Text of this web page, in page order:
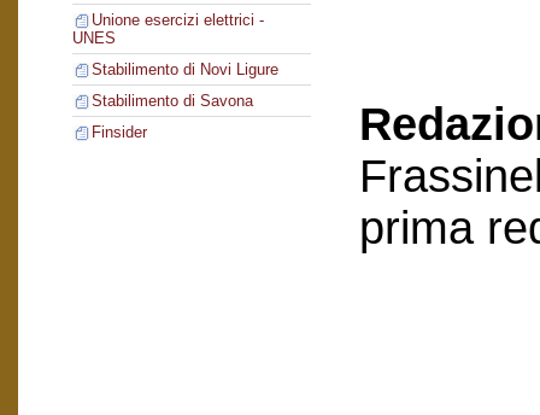
Unione esercizi elettrici -
UNES
Stabilimento di Novi Ligure
Stabilimento di Savona
Finsider
prima